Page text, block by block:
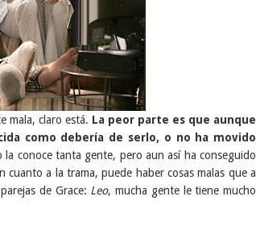
mala, claro está. La peor parte es que aunque
como debería de serlo, o no ha movido
conoce tanta gente, pero aun así ha conseguido
cuanto a la trama, puede haber cosas malas que a
de Grace: Leo, mucha gente le tiene mucho